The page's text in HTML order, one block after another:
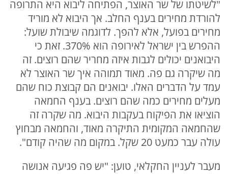
"לשיטתו של שר האוצר, הפתיחה ליבוא היא התרופה
להורדת מחירים בענף החלב. אך היבוא לא מוריד
מחירים בפועל, אלא להפך. לדוגמה שיבולת שועל:
ההפרש בין ישראל לאירופה הוא 370%. זאת כי
היבואנים יכולים לגבות איזה מחריר שהם רוצים. זה
מה שיקרה גם פה. מאוד תמוהה איך שר האוצר לא
עמד על הדברים האלו. יבואנים הם קבוצת כוח שהם
מעלים מחירים כמה שהם רוצים. בענף החמאה
הוציאו את הפיקוח בעקבות היבוא. מה שקרה זה
שהחמאה המקומית התיקרה מאוד, והחמאה מבחוץ
עולה עבר כמעט 20 שקל. במקום מה שהיה קודם".
מעבר לעניין החקלאי, טוען: "יש פה פגיעה אנושה